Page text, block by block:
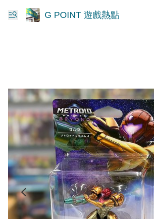
G POINT 遊戲熱點